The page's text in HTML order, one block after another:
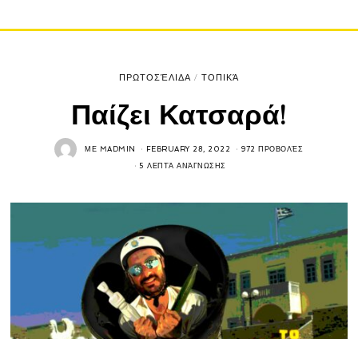
ΠΡΩΤΟΣΈΛΙΔΑ / ΤΟΠΙΚΆ
Παίζει Κατσαρά!
ΜΕ MADMIN FEBRUARY 28, 2022 972 ΠΡΟΒΟΛΈΣ
5 ΛΕΠΤΆ ΑΝΆΓΝΩΣΗΣ